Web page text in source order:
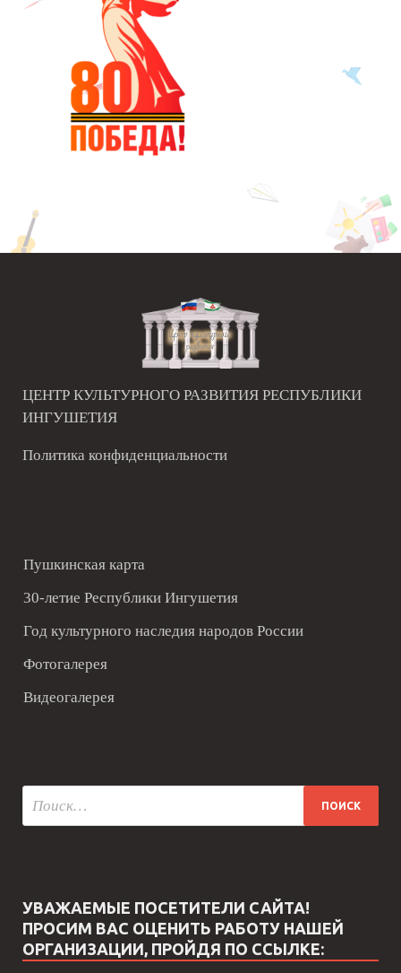
ЦЕНТР КУЛЬТУРНОГО РАЗВИТИЯ РЕСПУБЛИКИ
ИНГУШЕТИЯ
Политика конфиденциальности
Пушкинская карта
30-летие Республики Ингушетия
Год культурного наследия народов России
Фотогалерея
Видеогалерея
УВАЖАЕМЫЕ ПОСЕТИТЕЛИ САЙТА!
ПРОСИМ ВАС ОЦЕНИТЬ РАБОТУ НАШЕЙ
ОРГАНИЗАЦИИ, ПРОЙДЯ ПО ССЫЛКЕ: